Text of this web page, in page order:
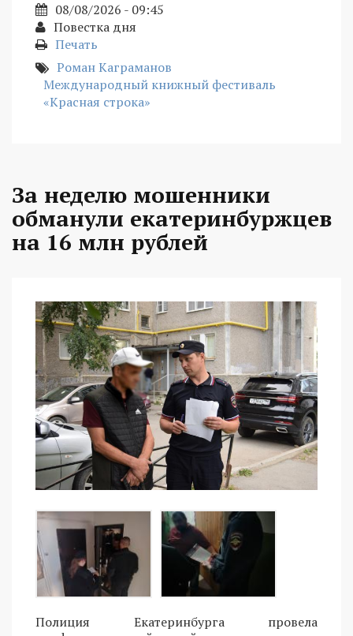
08/08/2026 - 09:45
Повестка дня
Печать
Роман Каграманов
Международный книжный фестиваль
«Красная строка»
За неделю мошенники
обманули екатеринбуржцев
на 16 млн рублей
Полиция Екатеринбурга провела